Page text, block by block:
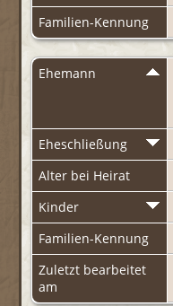
Familien-Kennung
Ehemann
Eheschließung
Alter bei Heirat
Kinder
Familien-Kennung
Zuletzt bearbeitet
am